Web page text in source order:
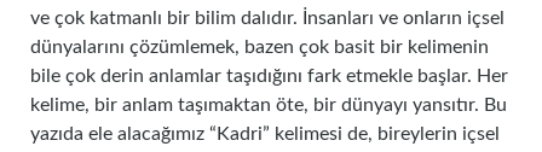
ve çok katmanlı bir bilim dalıdır. İnsanları ve onların içsel
dünyalarını çözümlemek, bazen çok basit bir kelimenin
bile çok derin anlamlar taşıdığını fark etmekle başlar. Her
kelime, bir anlam taşımaktan öte, bir dünyayı yansıtır. Bu
yazıda ele alacağımız “Kadri” kelimesi de, bireylerin içsel